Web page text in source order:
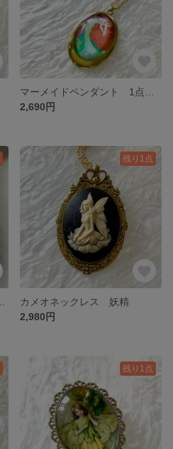
2,690円
残り1点
カメオネックレス 妖精
2,980円
残り1点